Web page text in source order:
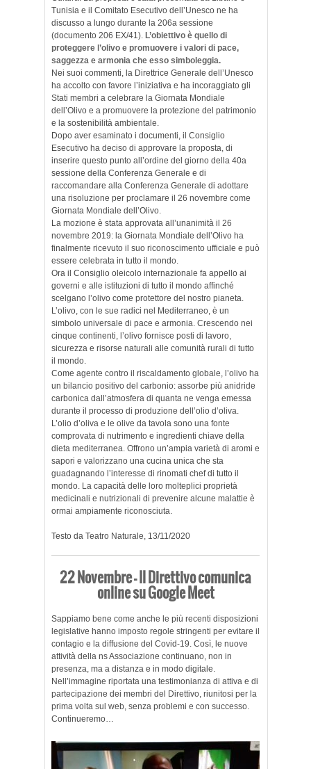
Tunisia e il Comitato Esecutivo dell’Unesco ne ha
discusso a lungo durante la 206a sessione
(documento 206 EX/41). L’obiettivo è quello di
proteggere l’olivo e promuovere i valori di pace,
saggezza e armonia che esso simboleggia.
Nei suoi commenti, la Direttrice Generale dell’Unesco
ha accolto con favore l’iniziativa e ha incoraggiato gli
Stati membri a celebrare la Giornata Mondiale
dell’Olivo e a promuovere la protezione del patrimonio
e la sostenibilità ambientale.
Dopo aver esaminato i documenti, il Consiglio
Esecutivo ha deciso di approvare la proposta, di
inserire questo punto all’ordine del giorno della 40a
sessione della Conferenza Generale e di
raccomandare alla Conferenza Generale di adottare
una risoluzione per proclamare il 26 novembre come
Giornata Mondiale dell’Olivo.
La mozione è stata approvata all’unanimità il 26
novembre 2019: la Giornata Mondiale dell’Olivo ha
finalmente ricevuto il suo riconoscimento ufficiale e può
essere celebrata in tutto il mondo.
Ora il Consiglio oleicolo internazionale fa appello ai
governi e alle istituzioni di tutto il mondo affinché
scelgano l’olivo come protettore del nostro pianeta.
L’olivo, con le sue radici nel Mediterraneo, è un
simbolo universale di pace e armonia. Crescendo nei
cinque continenti, l’olivo fornisce posti di lavoro,
sicurezza e risorse naturali alle comunità rurali di tutto
il mondo.
Come agente contro il riscaldamento globale, l’olivo ha
un bilancio positivo del carbonio: assorbe più anidride
carbonica dall’atmosfera di quanta ne venga emessa
durante il processo di produzione dell’olio d’oliva.
L’olio d’oliva e le olive da tavola sono una fonte
comprovata di nutrimento e ingredienti chiave della
dieta mediterranea. Offrono un’ampia varietà di aromi e
sapori e valorizzano una cucina unica che sta
guadagnando l’interesse di rinomati chef di tutto il
mondo. La capacità delle loro molteplici proprietà
medicinali e nutrizionali di prevenire alcune malattie è
ormai ampiamente riconosciuta.
Testo da Teatro Naturale, 13/11/2020
22 Novembre – Il Direttivo comunica
online su Google Meet
Sappiamo bene come anche le più recenti disposizioni
legislative hanno imposto regole stringenti per evitare il
contagio e la diffusione del Covid-19. Così, le nuove
attività della ns Associazione continuano, non in
presenza, ma a distanza e in modo digitale.
Nell’immagine riportata una testimonianza di attiva e di
partecipazione dei membri del Direttivo, riunitosi per la
prima volta sul web, senza problemi e con successo.
Continueremo…